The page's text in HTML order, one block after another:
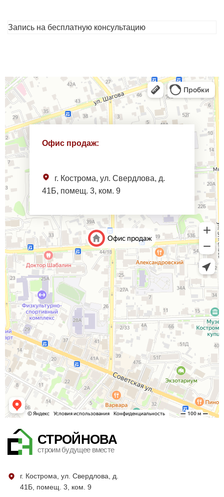
Запись на бесплатную консультацию
Офис продаж:
г. Кострома, ул. Свердлова, д.
41Б, помещ. 3, ком. 9
СТРОЙНОВА
строим будущее вместе
г. Кострома, ул. Свердлова, д.
41Б, помещ. 3, ком. 9